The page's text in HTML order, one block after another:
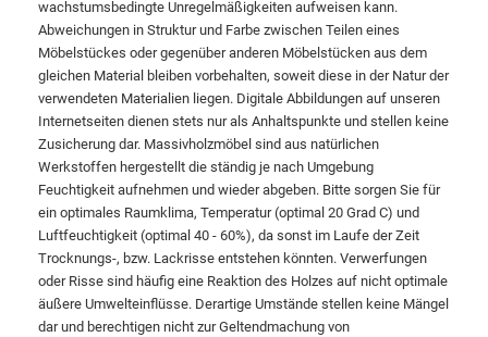
wachstumsbedingte Unregelmäßigkeiten aufweisen kann.
Abweichungen in Struktur und Farbe zwischen Teilen eines
Möbelstückes oder gegenüber anderen Möbelstücken aus dem
gleichen Material bleiben vorbehalten, soweit diese in der Natur der
verwendeten Materialien liegen. Digitale Abbildungen auf unseren
Internetseiten dienen stets nur als Anhaltspunkte und stellen keine
Zusicherung dar. Massivholzmöbel sind aus natürlichen
Werkstoffen hergestellt die ständig je nach Umgebung
Feuchtigkeit aufnehmen und wieder abgeben. Bitte sorgen Sie für
ein optimales Raumklima, Temperatur (optimal 20 Grad C) und
Luftfeuchtigkeit (optimal 40 - 60%), da sonst im Laufe der Zeit
Trocknungs-, bzw. Lackrisse entstehen könnten. Verwerfungen
oder Risse sind häufig eine Reaktion des Holzes auf nicht optimale
äußere Umwelteinflüsse. Derartige Umstände stellen keine Mängel
dar und berechtigen nicht zur Geltendmachung von